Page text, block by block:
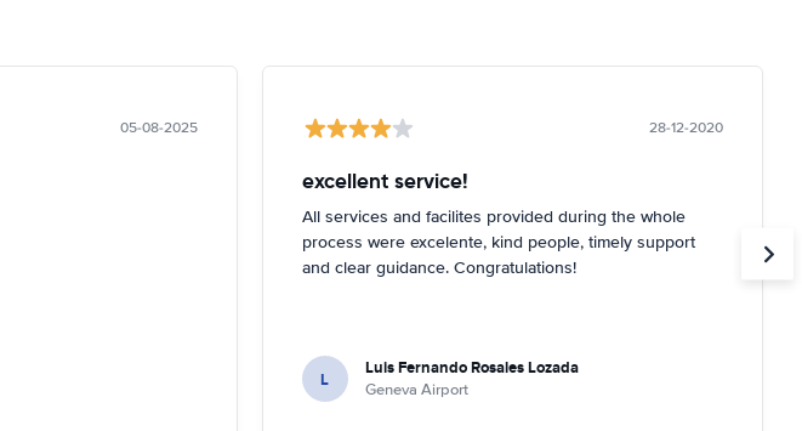
05-08-2025 28-12-2020
excellent service!
All services and facilites provided during the whole
process were excelente, kind people, timely support
and clear guidance. Congratulations!
L Luis Fernando Rosales Lozada
Geneva Airport